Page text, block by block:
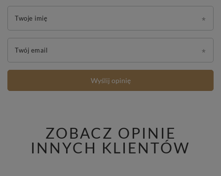
Twoje imię
Twój email
Wyślij opinię
ZOBACZ OPINIE
INNYCH KLIENTÓW